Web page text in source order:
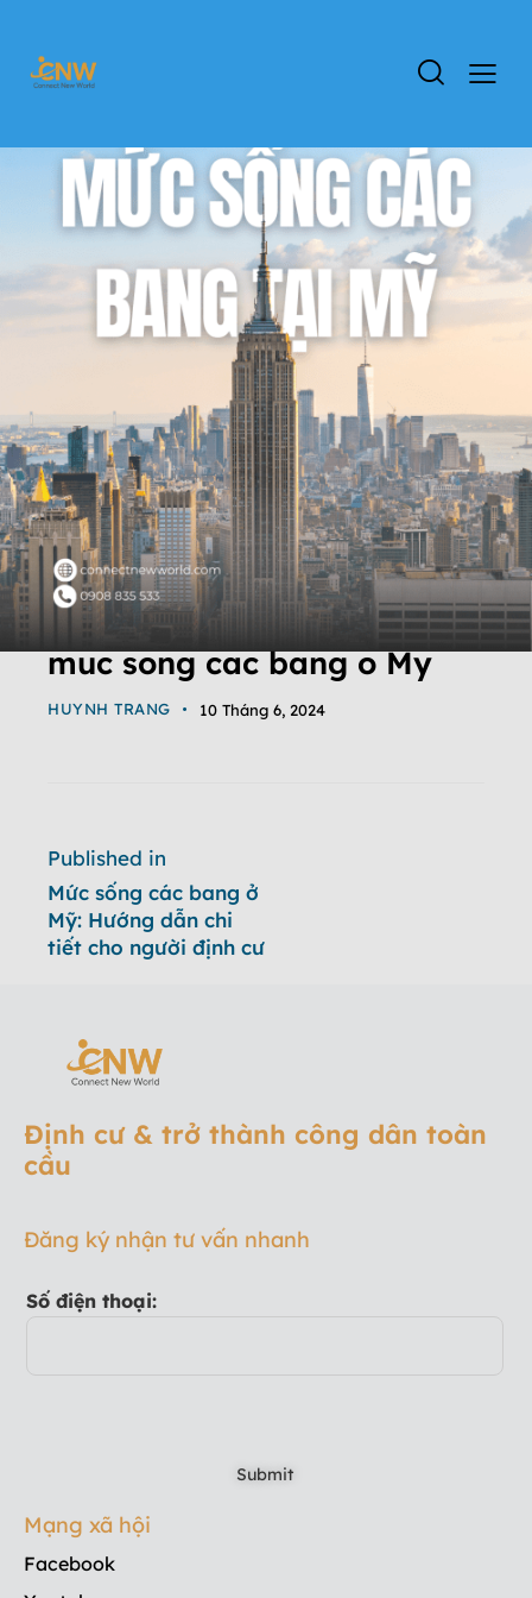
muc song cac bang o My
HUYNH TRANG 10 Tháng 6, 2024
Published in
Mức sống các bang ở
Mỹ: Hướng dẫn chi
tiết cho người định cư
Định cư & trở thành công dân toàn
cầu
Đăng ký nhận tư vấn nhanh
Số điện thoại:
Mạng xã hội
Facebook